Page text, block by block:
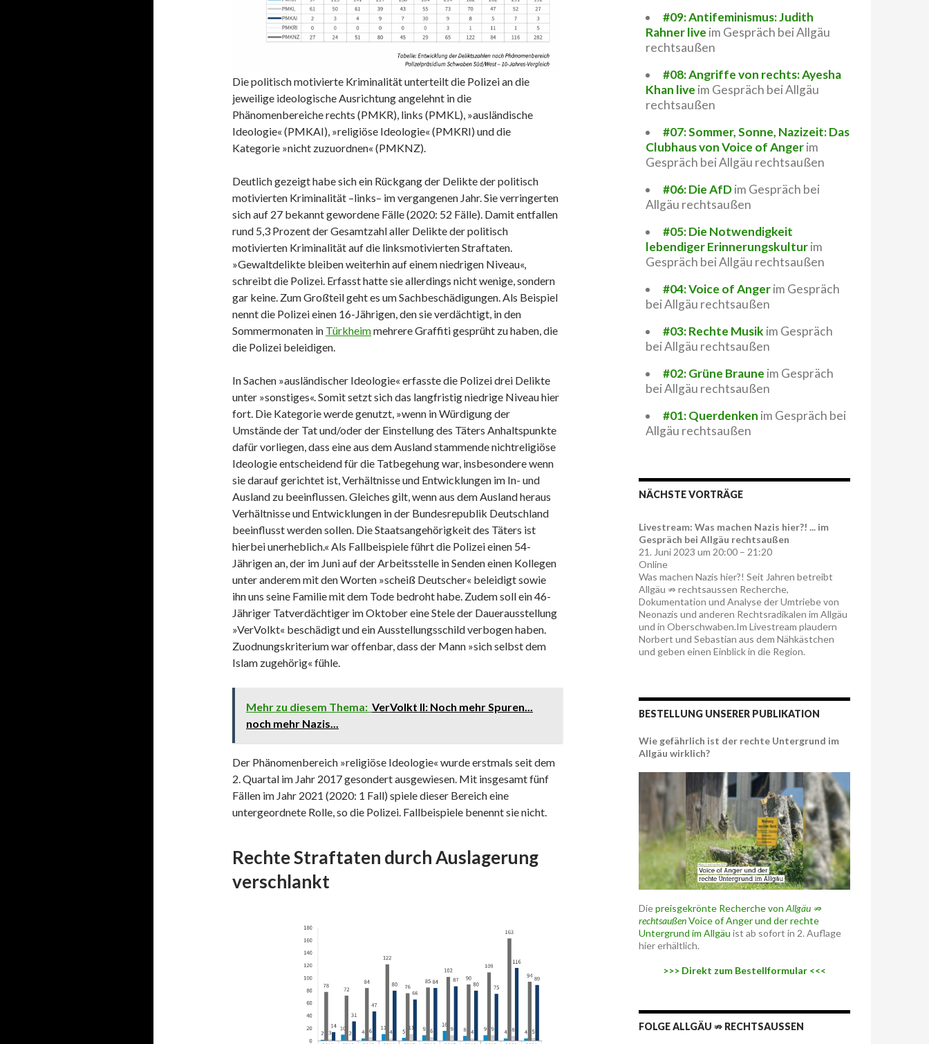
Die politisch motivierte Kriminalität unterteilt die Polizei an die
jeweilige ideologische Ausrichtung angelehnt in die
Phänomenbereiche rechts (PMKR), links (PMKL), »ausländische
Ideologie« (PMKAI), »religiöse Ideologie« (PMKRI) und die
Kategorie »nicht zuzuordnen« (PMKNZ).
Deutlich gezeigt habe sich ein Rückgang der Delikte der politisch
motivierten Kriminalität –links– im vergangenen Jahr. Sie verringerten
sich auf 27 bekannt gewordene Fälle (2020: 52 Fälle). Damit entfallen
rund 5,3 Prozent der Gesamtzahl aller Delikte der politisch
motivierten Kriminalität auf die linksmotivierten Straftaten.
»Gewaltdelikte bleiben weiterhin auf einem niedrigen Niveau«,
schreibt die Polizei. Erfasst hatte sie allerdings nicht wenige, sondern
gar keine. Zum Großteil geht es um Sachbeschädigungen. Als Beispiel
nennt die Polizei einen 16-Jährigen, den sie verdächtigt, in den
Sommermonaten in Türkheimmehrere Graffiti gesprüht zu haben, die
die Polizei beleidigen.
In Sachen »ausländischer Ideologie« erfasste die Polizei drei Delikte
unter »sonstiges«. Somit setzt sich das langfristig niedrige Niveau hier
fort. Die Kategorie werde genutzt, »wenn in Würdigung der
Umstände der Tat und/oder der Einstellung des Täters Anhaltspunkte
dafür vorliegen, dass eine aus dem Ausland stammende nichtreligiöse
Ideologie entscheidend für die Tatbegehung war, insbesondere wenn
sie darauf gerichtet ist, Verhältnisse und Entwicklungen im In- und
Ausland zu beeinflussen. Gleiches gilt, wenn aus dem Ausland heraus
Verhältnisse und Entwicklungen in der Bundesrepublik Deutschland
beeinflusst werden sollen. Die Staatsangehörigkeit des Täters ist
hierbei unerheblich.« Als Fallbeispiele führt die Polizei einen 54-
Jährigen an, der im Juni auf der Arbeitsstelle in Senden einen Kollegen
unter anderem mit den Worten »scheiß Deutscher« beleidigt sowie
ihn uns seine Familie mit dem Tode bedroht habe. Zudem soll ein 46-
Jähriger Tatverdächtiger im Oktober eine Stele der Dauerausstellung
»VerVolkt« beschädigt und ein Ausstellungsschild verbogen haben.
Zuodnungskriterium war offenbar, dass der Mann »sich selbst dem
Islam zugehörig« fühle.
Mehr zu diesem Thema: VerVolkt II: Noch mehr Spuren...
noch mehr Nazis...
Der Phänomenbereich »religiöse Ideologie« wurde erstmals seit dem
2. Quartal im Jahr 2017 gesondert ausgewiesen. Mit insgesamt fünf
Fällen im Jahr 2021 (2020: 1 Fall) spiele dieser Bereich eine
untergeordnete Rolle, so die Polizei. Fallbeispiele benennt sie nicht.
Rechte Straftaten durch Auslagerung
verschlankt
#09: Antifeminismus: Judith
Rahner live im Gespräch bei Allgäu
rechtsaußen
#08: Angriffe von rechts: Ayesha
Khan live im Gespräch bei Allgäu
rechtsaußen
#07: Sommer, Sonne, Nazizeit: Das
Clubhaus von Voice of Angerim
Gespräch bei Allgäu rechtsaußen
#06: Die AfDim Gespräch bei
Allgäu rechtsaußen
#05: Die Notwendigkeit
lebendiger Erinnerungskulturim
Gespräch bei Allgäu rechtsaußen
#04: Voice of Angerim Gespräch
bei Allgäu rechtsaußen
#03: Rechte Musik im Gespräch
bei Allgäu rechtsaußen
#02: Grüne Braune im Gespräch
bei Allgäu rechtsaußen
#01: Querdenken im Gespräch bei
Allgäu rechtsaußen
NÄCHSTE VORTRÄGE
Livestream: Was machen Nazis hier?! ... im
Gespräch bei Allgäu rechtsaußen
21. Juni 2023 um 20:00 – 21:20
Online
Was machen Nazis hier?! Seit Jahren betreibt
Allgäu ⇏ rechtsaussen Recherche,
Dokumentation und Analyse der Umtriebe von
Neonazis und anderen Rechtsradikalen im Allgäu
und in Oberschwaben.Im Livestream plaudern
Norbert und Sebastian aus dem Nähkästchen
und geben einen Einblick in die Region.
BESTELLUNG UNSERER PUBLIKATION
Wie gefährlich ist der rechte Untergrund im
Allgäu wirklich?
Diepreisgekrönte Recherche von Allgäu ⇏
rechtsaußenVoice of Anger und der rechte
Untergrund im Allgäu ist ab sofort in 2. Auflage
hier erhältlich.
>>> Direkt zum Bestellformular <<<
FOLGE ALLGÄU ⇏ RECHTSAUSSEN